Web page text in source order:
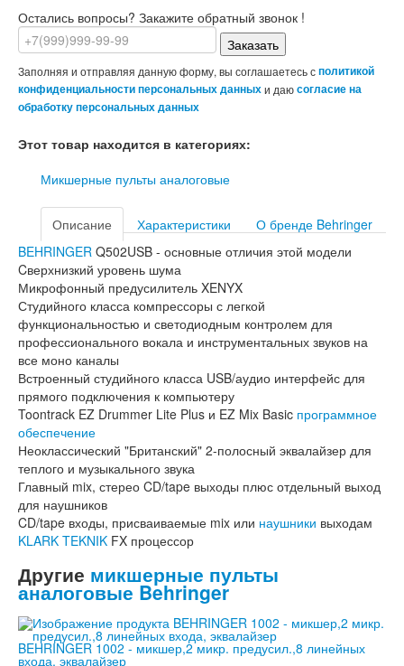
Остались вопросы? Закажите обратный звонок !
Заказать
Заполняя и отправляя данную форму, вы соглашаетесь сполитикой
конфиденциальности персональных данныхи даюсогласие на
обработку персональных данных
Этот товар находится в категориях:
Микшерные пульты аналоговые
Описание Характеристики
О бренде Behringer
BEHRINGER Q502USB - основные отличия этой модели
Cверхнизкий уровень шума
Микрофонный предусилитель XENYX
Студийного класса компрессоры с легкой
функциональностью и светодиодным контролем для
профессионального вокала и инструментальных звуков на
все моно каналы
Встроенный студийного класса USB/аудио интерфейс для
прямого подключения к компьютеру
Toontrack EZ Drummer Lite Plus и EZ Mix Basic программное
обеспечение
Неоклассический "Британский" 2-полосный эквалайзер для
теплого и музыкального звука
Главный mix, стерео CD/tape выходы плюс отдельный выход
для наушников
CD/tape входы, присваиваемые mix или наушники выходам
KLARK TEKNIK FX процессор
Другие микшерные пульты
аналоговые Behringer
BEHRINGER 1002 - микшер,2 микр. предусил.,8 линейных
входа, эквалайзер